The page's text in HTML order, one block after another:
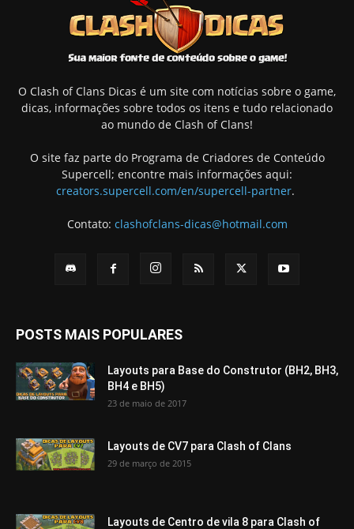
O Clash of Clans Dicas é um site com notícias sobre o game,
dicas, informações sobre todos os itens e tudo relacionado
ao mundo de Clash of Clans!
O site faz parte do Programa de Criadores de Conteúdo
Supercell; encontre mais informações aqui:
creators.supercell.com/en/supercell-partner.
Contato: clashofclans-dicas@hotmail.com
POSTS MAIS POPULARES
Layouts para Base do Construtor (BH2, BH3,
BH4 e BH5)
23 de maio de 2017
Layouts de CV7 para Clash of Clans
29 de março de 2015
Layouts de Centro de vila 8 para Clash of